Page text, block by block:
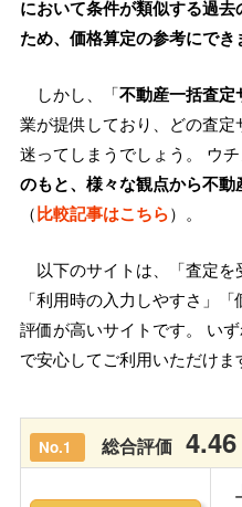
において条件が類似する過
ため、価格算定の参考にでき
しかし、「不動産一括査定
業が提供しており、どの査
迷ってしまうでしょう。 ウチ
のもと、様々な観点から不
（比較記事はこちら）。
以下のサイトは、「査定を
「利用時の入力しやすさ」
評価が高いサイトです。 い
で安心してご利用いただけま